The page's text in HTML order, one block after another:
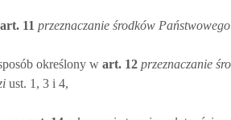
art. 11 przeznaczanie środków
określony w art. 12 przeznaczanie
ust. 1, 3 i 4,